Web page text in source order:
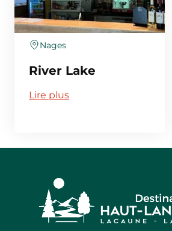
Nages
River Lake
Lire plus